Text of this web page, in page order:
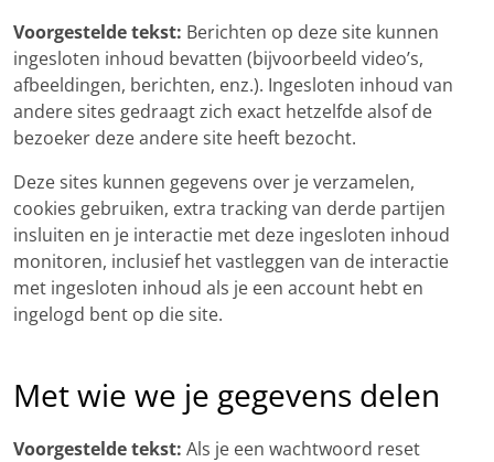
Voorgestelde tekst: Berichten op deze site kunnen
ingesloten inhoud bevatten (bijvoorbeeld video’s,
afbeeldingen, berichten, enz.). Ingesloten inhoud van
andere sites gedraagt zich exact hetzelfde alsof de
bezoeker deze andere site heeft bezocht.
Deze sites kunnen gegevens over je verzamelen,
cookies gebruiken, extra tracking van derde partijen
insluiten en je interactie met deze ingesloten inhoud
monitoren, inclusief het vastleggen van de interactie
met ingesloten inhoud als je een account hebt en
ingelogd bent op die site.
Met wie we je gegevens delen
Voorgestelde tekst: Als je een wachtwoord reset